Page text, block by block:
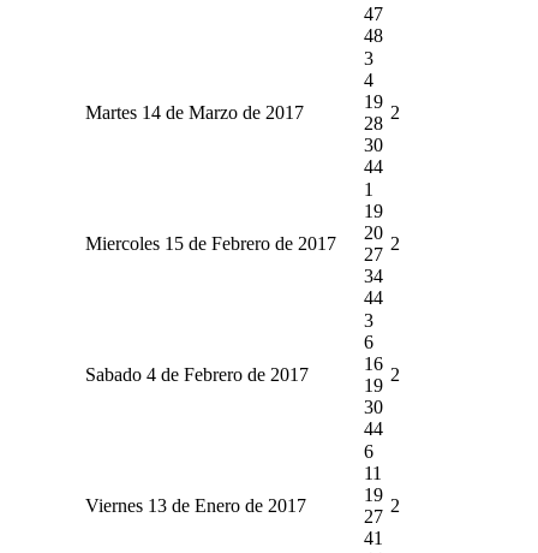
47
48
Martes 14 de Marzo de 2017
3
4
19
28
30
44
2
Miercoles 15 de Febrero de 2017
1
19
20
27
34
44
2
Sabado 4 de Febrero de 2017
3
6
16
19
30
44
2
Viernes 13 de Enero de 2017
6
11
19
27
41
2